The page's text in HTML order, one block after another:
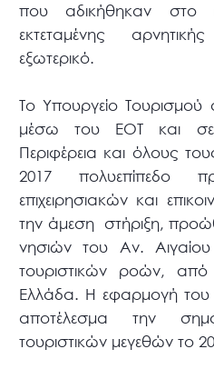
που αδικήθηκαν στο
εκτεταμένης
εξωτερικό.
Το Υπουργείο Τουρισμού
μέσω του ΕΟΤ και σε
Περιφέρεια και όλους
2017 πολυεπίπεδο
επιχειρησιακών και
την άμεση στήριξη,
νησιών του Αν.
τουριστικών ροών, από
Ελλάδα. Η εφαρμογή του
αποτέλεσμα την
τουριστικών μεγεθών το